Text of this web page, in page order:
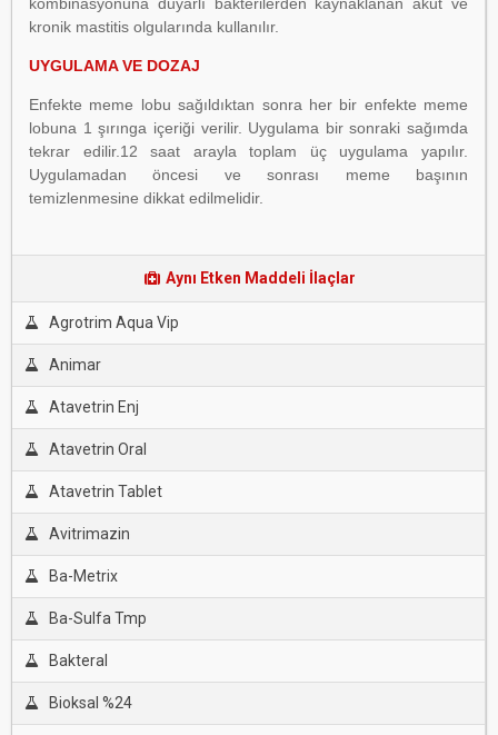
kronik mastitis olgularında kullanılır.
UYGULAMA VE DOZAJ
Enfekte meme lobu sağıldıktan sonra her bir enfekte meme
lobuna 1 şırınga içeriği verilir. Uygulama bir sonraki sağımda
tekrar edilir.12 saat arayla toplam üç uygulama yapılır.
Uygulamadan öncesi ve sonrası meme başının
temizlenmesine dikkat edilmelidir.
Aynı Etken Maddeli İlaçlar
Agrotrim Aqua Vip
Animar
Atavetrin Enj
Atavetrin Oral
Atavetrin Tablet
Avitrimazin
Ba-Metrix
Ba-Sulfa Tmp
Bakteral
Bioksal %24